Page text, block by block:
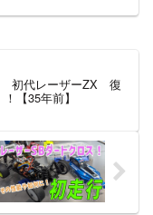
初代レーザーZX 復
【35年前】